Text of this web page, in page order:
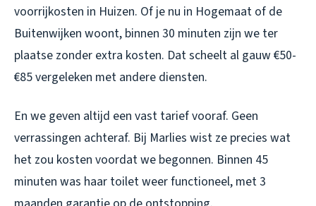
voorrijkosten in Huizen. Of je nu in Hogemaat of de
Buitenwijken woont, binnen 30 minuten zijn we ter
plaatse zonder extra kosten. Dat scheelt al gauw €50-
€85 vergeleken met andere diensten.
En we geven altijd een vast tarief vooraf. Geen
verrassingen achteraf. Bij Marlies wist ze precies wat
het zou kosten voordat we begonnen. Binnen 45
minuten was haar toilet weer functioneel, met 3